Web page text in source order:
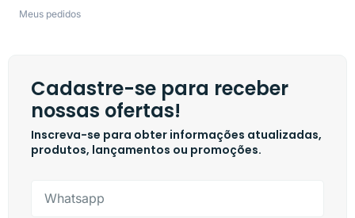
Meus pedidos
Cadastre-se para receber
nossas ofertas!
Inscreva-se para obter informações atualizadas,
produtos, lançamentos ou promoções.